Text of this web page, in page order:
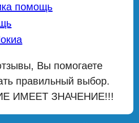
помощь
Вы помогаете
правильный выбор.
ИМЕЕТ ЗНАЧЕНИЕ!!!